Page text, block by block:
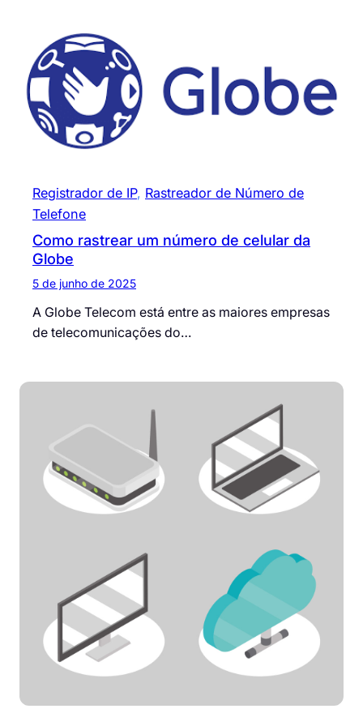
Registrador de IP, Rastreador de Número de
Telefone
Como rastrear um número de celular da
Globe
5 de junho de 2025
A Globe Telecom está entre as maiores empresas
de telecomunicações do…